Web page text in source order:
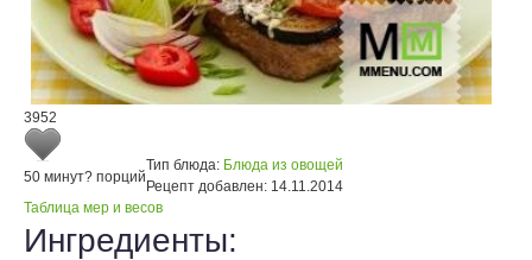
3952
50 минут? порций
Тип блюда: Блюда из овощей
Рецепт добавлен: 14.11.2014
Таблица мер и весов
Ингредиенты: